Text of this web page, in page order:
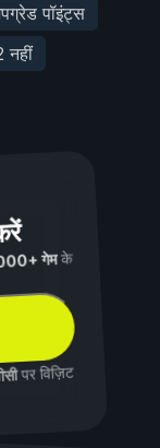
पॉइंट्स
नहीं
गेमके
पर विज़िट